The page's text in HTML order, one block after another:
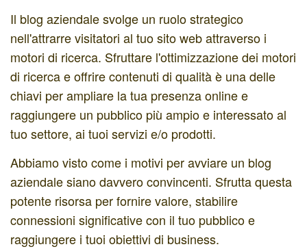
Il blog aziendale svolge un ruolo strategico
nell'attrarre visitatori al tuo sito web attraverso i
motori di ricerca. Sfruttare l'ottimizzazione dei motori
di ricerca e offrire contenuti di qualità è una delle
chiavi per ampliare la tua presenza online e
raggiungere un pubblico più ampio e interessato al
tuo settore, ai tuoi servizi e/o prodotti.
Abbiamo visto come i motivi per avviare un blog
aziendale siano davvero convincenti. Sfrutta questa
potente risorsa per fornire valore, stabilire
connessioni significative con il tuo pubblico e
raggiungere i tuoi obiettivi di business.